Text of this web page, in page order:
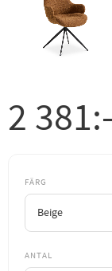
2 381:-
FÄRG
ANTAL